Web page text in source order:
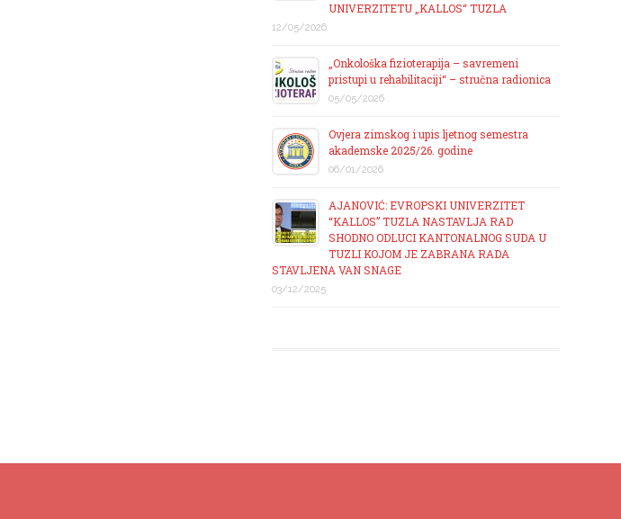
UNIVERZITETU „KALLOS“ TUZLA
12/05/2026
„Onkološka fizioterapija – savremeni
pristupi u rehabilitaciji“ – stručna radionica
05/05/2026
Ovjera zimskog i upis ljetnog semestra
akademske 2025/26. godine
06/01/2026
AJANOVIĆ: EVROPSKI UNIVERZITET
“KALLOS” TUZLA NASTAVLJA RAD
SHODNO ODLUCI KANTONALNOG SUDA U
TUZLI KOJOM JE ZABRANA RADA
STAVLJENA VAN SNAGE
03/12/2025